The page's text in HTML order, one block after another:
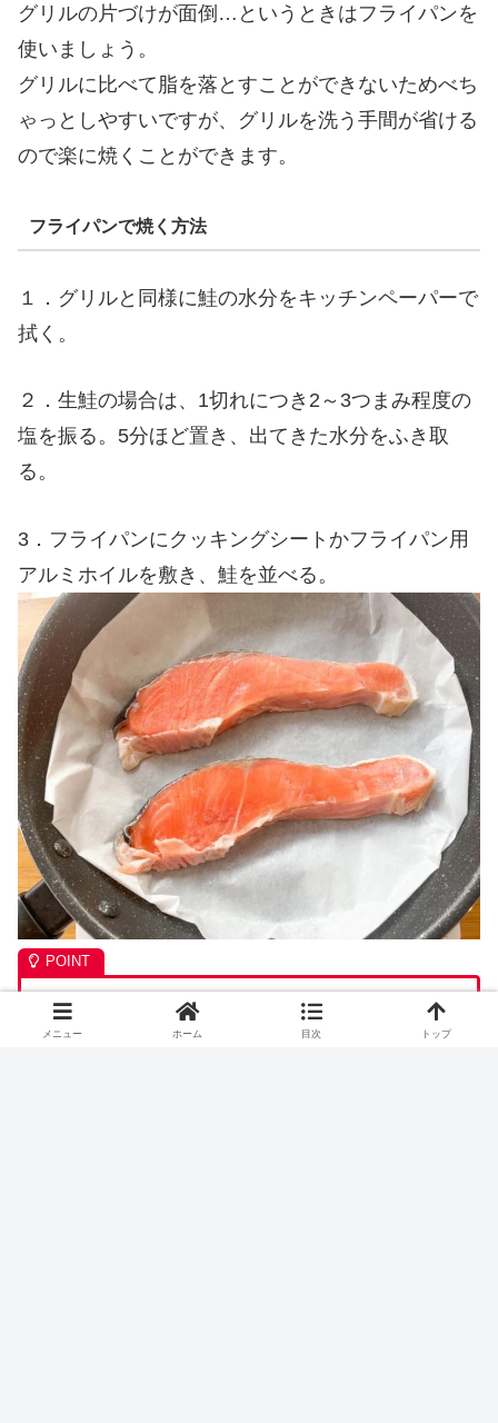
グリルの片づけが面倒…というときはフライパンを
使いましょう。
グリルに比べて脂を落とすことができないためべち
ゃっとしやすいですが、グリルを洗う手間が省ける
ので楽に焼くことができます。
フライパンで焼く方法
１．グリルと同様に鮭の水分をキッチンペーパーで
拭く。
２．生鮭の場合は、1切れにつき2～3つまみ程度の
塩を振る。5分ほど置き、出てきた水分をふき取
る。
3．フライパンにクッキングシートかフライパン用
アルミホイルを敷き、鮭を並べる。
最初に焼き目を付けるため、皿に盛りつける
メニュー ホーム 目次 トップ